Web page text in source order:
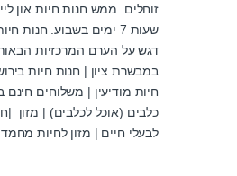
שעות 7 ימים בשבוע.
דגש על הערם המרכזיות
במבשרת ציון | חנות חיות
חיות מודיעין | משלוחים חינם
כלבים (אוכל לכלבים) | מזון
לבעלי חיים | מזון לחיות מחמד